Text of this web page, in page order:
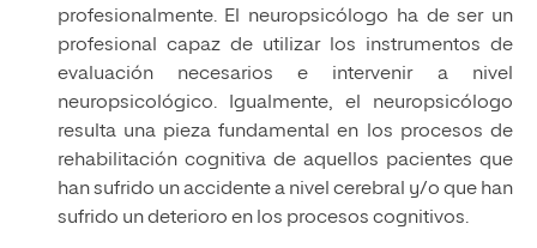
profesionalmente. El neuropsicólogo ha de ser un
profesional capaz de utilizar los instrumentos de
evaluación necesarios e intervenir a nivel
neuropsicológico. Igualmente, el neuropsicólogo
resulta una pieza fundamental en los procesos de
rehabilitación cognitiva de aquellos pacientes que
han sufrido un accidente a nivel cerebral y/o que han
sufrido un deterioro en los procesos cognitivos.